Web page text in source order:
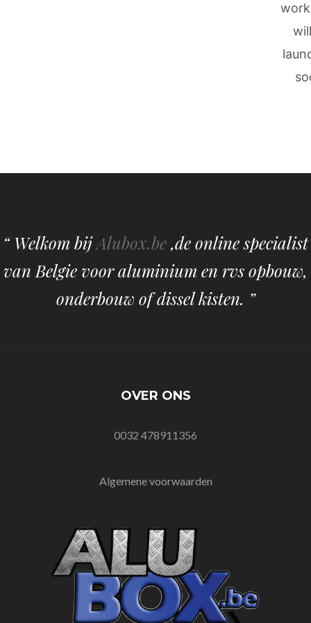
“ Welkom bijAlubox.be,de online specialist
van Belgie voor aluminium en rvs opbouw,
onderbouw of dissel kisten. ”
OVER ONS
0032 478911356
Algemene voorwaarden